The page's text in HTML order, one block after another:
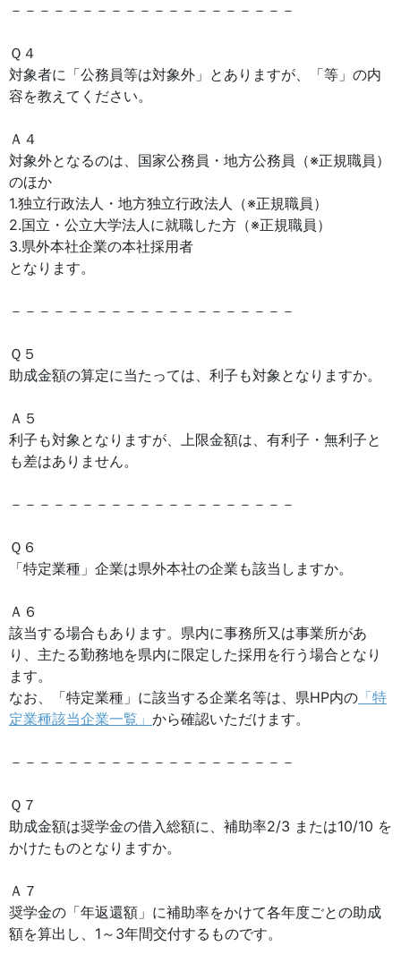
－－－－－－－－－－－－－－－－－－－－
Ｑ４
対象者に「公務員等は対象外」とありますが、「等」の内
容を教えてください。
Ａ４
対象外となるのは、国家公務員・地方公務員（※正規職員）
のほか
1.独立行政法人・地方独立行政法人（※正規職員）
2.国立・公立大学法人に就職した方（※正規職員）
3.県外本社企業の本社採用者
となります。
－－－－－－－－－－－－－－－－－－－－
Ｑ５
助成金額の算定に当たっては、利子も対象となりますか。
Ａ５
利子も対象となりますが、上限金額は、有利子・無利子と
も差はありません。
－－－－－－－－－－－－－－－－－－－－
Ｑ６
「特定業種」企業は県外本社の企業も該当しますか。
Ａ６
該当する場合もあります。県内に事務所又は事業所があ
り、主たる勤務地を県内に限定した採用を行う場合となり
ます。
なお、「特定業種」に該当する企業名等は、県HP内の 「特
定業種該当企業一覧」 から確認いただけます。
－－－－－－－－－－－－－－－－－－－－
Ｑ７
助成金額は奨学金の借入総額に、補助率2/3 または10/10 を
かけたものとなりますか。
Ａ７
奨学金の「年返還額」に補助率をかけて各年度ごとの助成
額を算出し、1～3年間交付するものです。